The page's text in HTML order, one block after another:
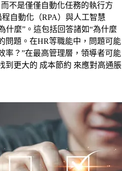
不是僅僅自動化任務的執行方
自動化（RPA）與人工智慧
什麼”。這包括回答諸如“為什麼
問題。在HR等職能中，問題可能
率？”在最高管理層，領導者可能
到更大的 成本節約 來應對高通脹